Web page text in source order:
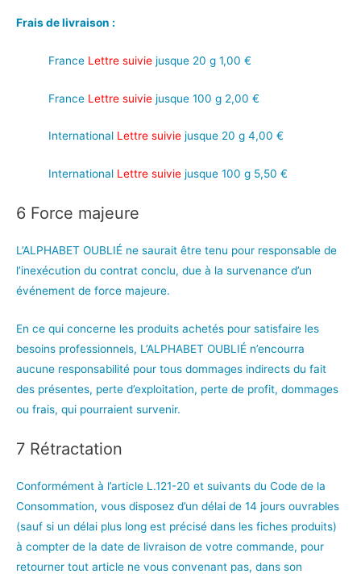
Frais de livraison :
France Lettre suivie jusque 20 g 1,00 €
France Lettre suivie jusque 100 g 2,00 €
International Lettre suivie jusque 20 g 4,00 €
International Lettre suivie jusque 100 g 5,50 €
6 Force majeure
L’ALPHABET OUBLIÉ ne saurait être tenu pour responsable de
l’inexécution du contrat conclu, due à la survenance d’un
événement de force majeure.
En ce qui concerne les produits achetés pour satisfaire les
besoins professionnels, L’ALPHABET OUBLIÉ n’encourra
aucune responsabilité pour tous dommages indirects du fait
des présentes, perte d’exploitation, perte de profit, dommages
ou frais, qui pourraient survenir.
7 Rétractation
Conformément à l’article L.121-20 et suivants du Code de la
Consommation, vous disposez d’un délai de 14 jours ouvrables
(sauf si un délai plus long est précisé dans les fiches produits)
à compter de la date de livraison de votre commande, pour
retourner tout article ne vous convenant pas, dans son